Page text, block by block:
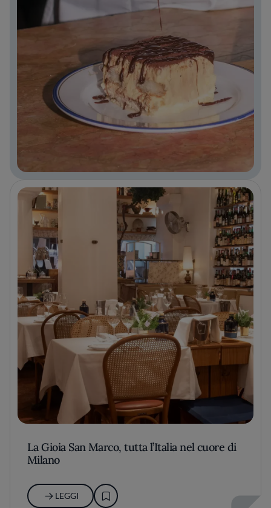
La Gioia San Marco, tutta l’Italia nel cuore di
Milano
LEGGI